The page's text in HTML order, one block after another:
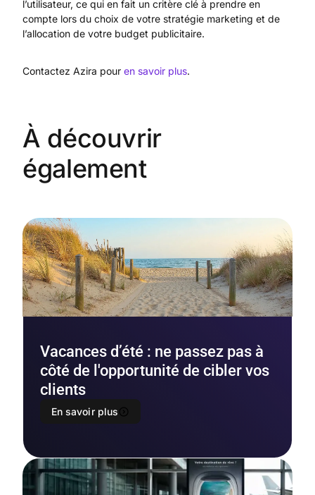
l’utilisateur, ce qui en fait un critère clé à prendre en
compte lors du choix de votre stratégie marketing et de
l’allocation de votre budget publicitaire.
Contactez Azira pour en savoir plus.
À découvrir
également
Vacances d’été : ne passez pas à
côté de l'opportunité de cibler vos
clients
En savoir plus